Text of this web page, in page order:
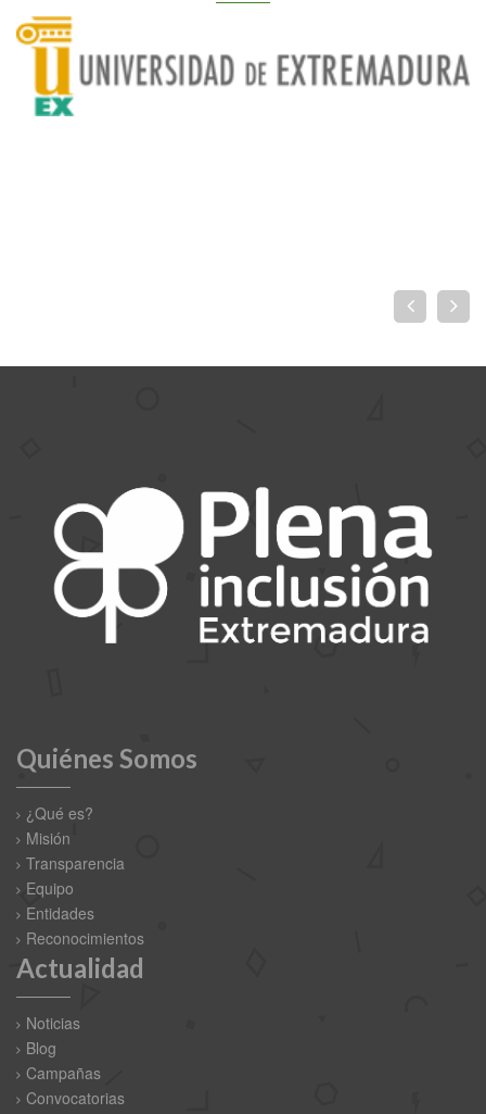
Quiénes Somos
¿Qué es?
Misión
Transparencia
Equipo
Entidades
Reconocimientos
Actualidad
Noticias
Blog
Campañas
Convocatorias